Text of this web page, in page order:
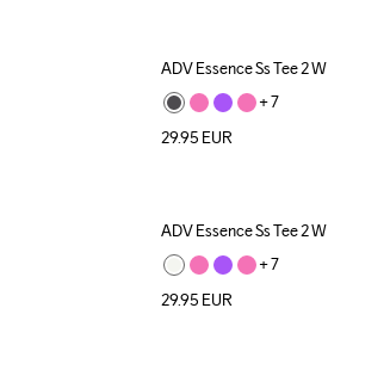
ADV Essence Ss Tee 2 W
+ 7
29.95 EUR
ADV Essence Ss Tee 2 W
+ 7
29.95 EUR